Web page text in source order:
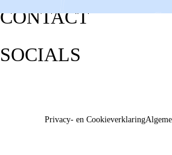
CONTACT
SOCIALS
Privacy- en Cookieverklaring